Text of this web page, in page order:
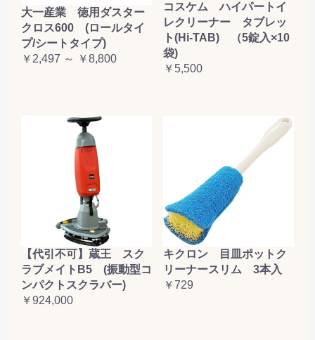
大一産業 徳用ダスター
クロス600 (ロールタイ
プ/シートタイプ)
￥2,497 ～ ￥8,800
コスケム ハイパートイ
レクリーナー タブレッ
ト(Hi-TAB) （5錠入×10
袋)
￥5,500
【代引不可】蔵王 スク
ラブメイトB5 (振動型コ
ンパクトスクラバー)
￥924,000
キクロン 目皿ポットク
リーナースリム 3本入
￥729